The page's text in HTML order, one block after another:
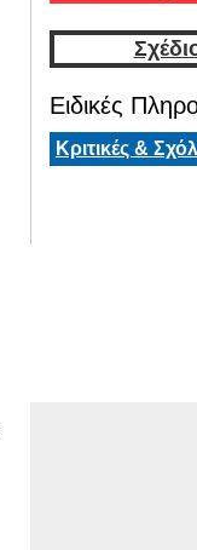
Ειδικές
Κριτικές &